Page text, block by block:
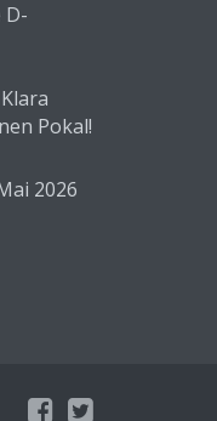
Pokal!
2026